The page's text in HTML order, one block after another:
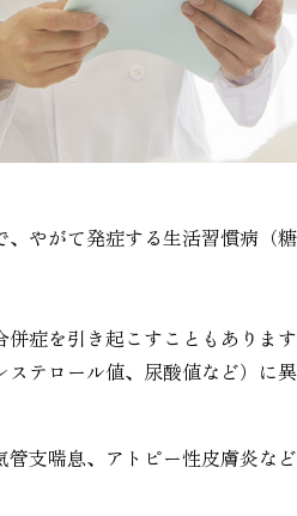
やがて発症する生活習慣病（
症を引き起こすこともあります
テロール値、尿酸値など）に
支喘息、アトピー性皮膚炎な